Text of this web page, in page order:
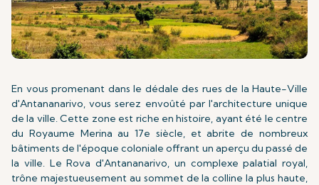
En vous promenant dans le dédale des rues de la Haute-Ville
d'Antananarivo, vous serez envoûté par l'architecture unique
de la ville. Cette zone est riche en histoire, ayant été le centre
du Royaume Merina au 17e siècle, et abrite de nombreux
bâtiments de l'époque coloniale offrant un aperçu du passé de
la ville. Le Rova d'Antananarivo, un complexe palatial royal,
trône majestueusement au sommet de la colline la plus haute,